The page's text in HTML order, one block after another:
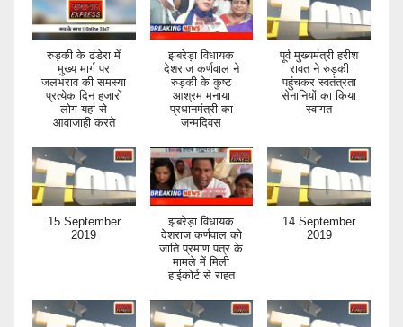
रुड़की के ढंडेरा में
मुख्य मार्ग पर
जलभराव की समस्या
प्रत्येक दिन हजारों
लोग यहां से
आवाजाही करते
झबरेड़ा विधायक
देशराज कर्णवाल ने
रुड़की के कुष्ट
आश्रम मनाया
प्रधानमंत्री का
जन्मदिवस
पूर्व मुख्यमंत्री हरीश
रावत ने रुड़की
पहुंचकर स्वतंत्रता
सेनानियों का किया
स्वागत
15 September
2019
झबरेड़ा विधायक
देशराज कर्णवाल को
जाति प्रमाण पत्र के
मामले में मिली
हाईकोर्ट से राहत
14 September
2019